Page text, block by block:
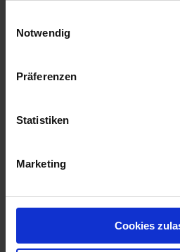
Notwendig
Präferenzen
Statistiken
Marketing
Cookies